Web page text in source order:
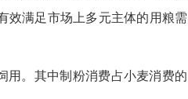
效满足市场上多元主体的用粮需
。其中制粉消费占小麦消费的